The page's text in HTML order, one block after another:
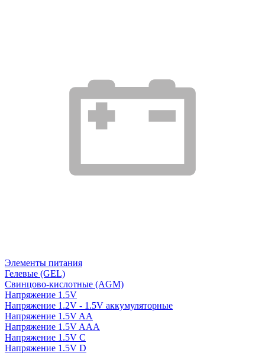
Элементы питания
Гелевые (GEL)
Свинцово-кислотные (AGM)
Напряжение 1.5V
Напряжение 1.2V - 1.5V аккумуляторные
Напряжение 1.5V AA
Напряжение 1.5V AAA
Напряжение 1.5V C
Напряжение 1.5V D